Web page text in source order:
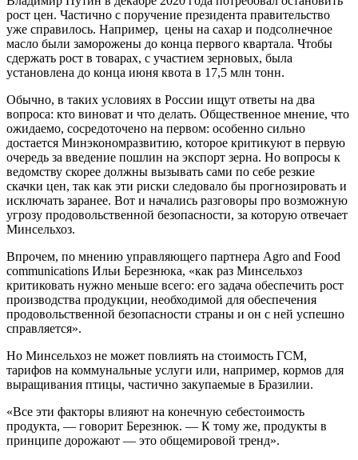
рост цен. Частично с поручение президента правительство
уже справилось. Например, цены на сахар и подсолнечное
масло были заморожены до конца первого квартала. Чтобы
сдержать рост в товарах, с участием зерновых, была
установлена до конца июня квота в 17,5 млн тонн.
Обычно, в таких условиях в России ищут ответы на два
вопроса: кто виноват и что делать. Общественное мнение, что
ожидаемо, сосредоточено на первом: особенно сильно
достается Минэкономразвитию, которое критикуют в первую
очередь за введение пошлин на экспорт зерна. Но вопросы к
ведомству скорее должны вызывать сами по себе резкие
скачки цен, так как эти риски следовало бы прогнозировать и
исключать заранее. Вот и начались разговоры про возможную
угрозу продовольственной безопасности, за которую отвечает
Минсельхоз.
Впрочем, по мнению управляющего партнера Agro and Food
communications Ильи Березнюка, «как раз Минсельхоз
критиковать нужно меньше всего: его задача обеспечить рост
производства продукции, необходимой для обеспечения
продовольственной безопасности страны и он с ней успешно
справляется».
Но Минсельхоз не может повлиять на стоимость ГСМ,
тарифов на коммунальные услуги или, например, кормов для
выращивания птицы, частично закупаемые в Бразилии.
«Все эти факторы влияют на конечную себестоимость
продукта, — говорит Березнюк. — К тому же, продукты в
принципе дорожают — это общемировой тренд».